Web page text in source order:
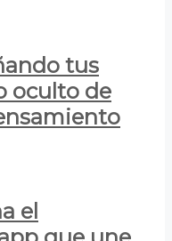
tus
oculto de
el